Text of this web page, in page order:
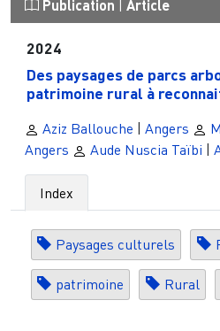
Publication Article
2024
Des paysages de parcs
patrimoine rural à
Aziz Ballouche | Angers
Angers
Aude Nuscia Taïbi |
Index
Paysages culturels
patrimoine Rural